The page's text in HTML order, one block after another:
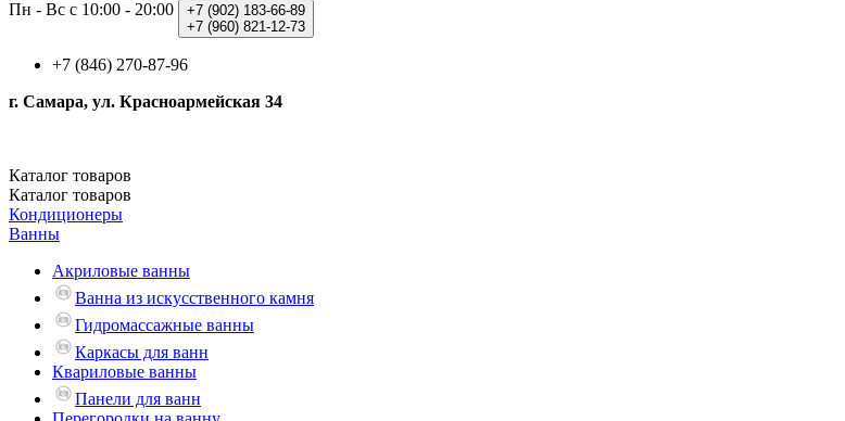
Пн - Вс с 10:00 - 20:00 +7 (902) 183-66-89
+7 (960) 821-12-73
+7 (846) 270-87-96
г. Самара, ул. Красноармейская 34
Каталог товаров
Каталог товаров
Кондиционеры
Ванны
Акриловые ванны
Ванна из искусственного камня
Гидромассажные ванны
Каркасы для ванн
Квариловые ванны
Панели для ванн